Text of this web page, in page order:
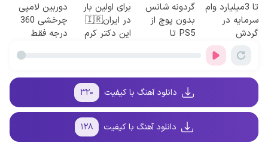
تا 3میلیارد وام
سرمایه در
گردش
فروشندگان =>
فروشگاهت رو
گردونه شانس
بدون پوچ از
PS5 تا
برای اولین بار
در ایران🇮🇷
این دکتر کرم
دوربین لامپی
چرخشی 360
درجه فقط
دانلود آهنگ با کیفیت ۳۲۰
دانلود آهنگ با کیفیت ۱۲۸